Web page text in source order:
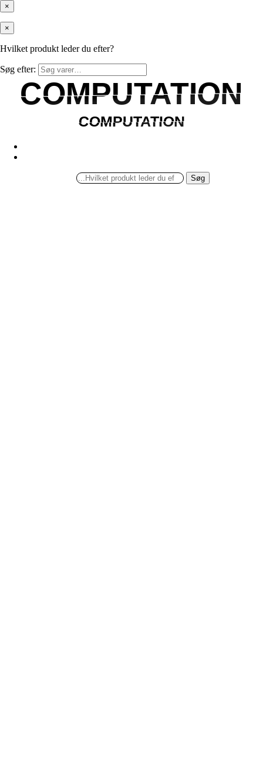
×
×
Hvilket produkt leder du efter?
Søg efter:
COMPUTATION
COMPUTATION
COMPUTATION
COMPUTATION
Søg